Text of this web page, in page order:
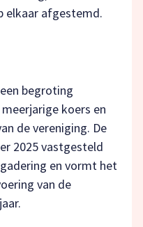
elkaar afgestemd.
begroting
koers en
de vereniging. De
2025 vastgesteld
en vormt het
van de